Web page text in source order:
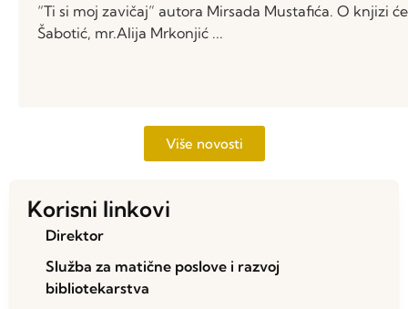
“Ti si moj zavičaj” autora Mirsada Mustafića. O knjizi
Šabotić, mr.Alija Mrkonjić ...
Više novosti
Korisni linkovi
Direktor
Služba za matične poslove i razvoj
bibliotekarstva